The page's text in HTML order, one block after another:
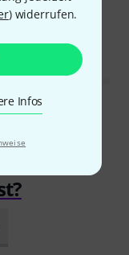
) widerrufen.
Infos